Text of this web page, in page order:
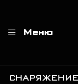
Меню
СНАРЯЖЕНИЕ